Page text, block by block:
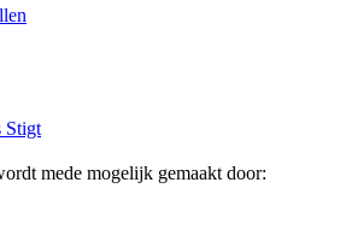
mede mogelijk gemaakt door: